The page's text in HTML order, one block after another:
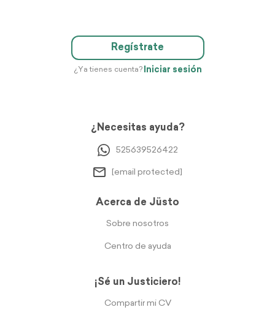
Regístrate
¿Ya tienes cuenta? Iniciar sesión
¿Necesitas ayuda?
525639526422
[email protected]
Acerca de Jüsto
Sobre nosotros
Centro de ayuda
¡Sé un Justiciero!
Compartir mi CV